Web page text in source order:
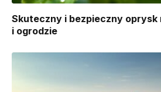
Skuteczny i bezpieczny oprysk
i ogrodzie